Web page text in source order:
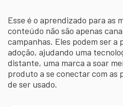
Esse é o aprendizado para as
conteúdo não são apenas
campanhas. Eles podem ser a
adoção, ajudando uma
distante, uma marca a soar
produto a se conectar com as
de ser usado.